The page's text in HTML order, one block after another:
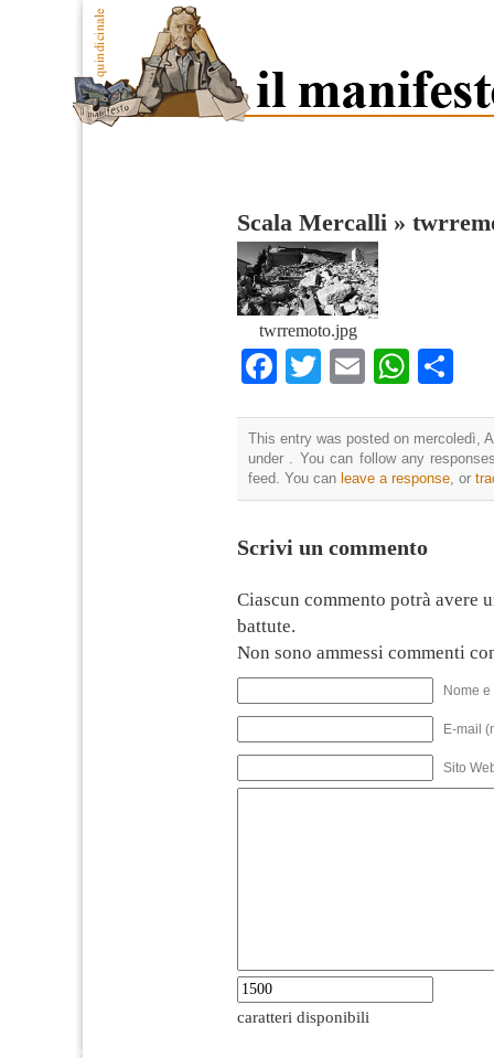
Scala Mercalli »
twrremoto.jpg
Facebook
TwitterEmail
This entry was posted on mercoledì,
under . You can follow any
feed. You can leave a response , or
Scrivi un commento
Ciascun commento potrà avere
battute.
Non sono ammessi commenti
Nome
E-mail
Sito
caratteri disponibili